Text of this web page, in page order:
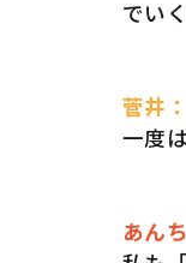
でい
菅井：
一度
あん